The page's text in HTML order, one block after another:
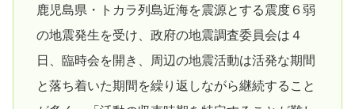
鹿児島県・トカラ列島近海を震源とする震度６弱
の地震発生を受け、政府の地震調査委員会は４
日、臨時会を開き、周辺の地震活動は活発な期間
と落ち着いた期間を繰り返しながら継続すること